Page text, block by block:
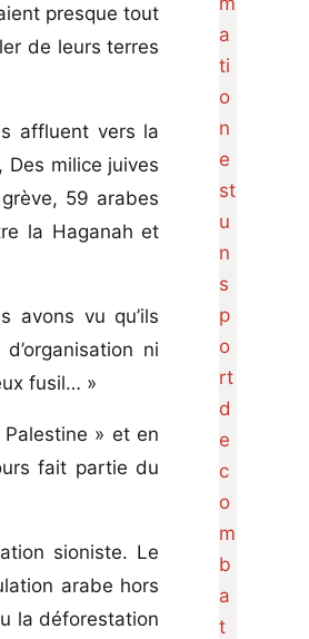
presque tout
de leurs terres
affluent vers la
Des milice juives
59 arabes
la Haganah et
avons vu qu’ils
ni
fusil… »
» et en
fait partie du
sioniste. Le
arabe hors
la déforestation